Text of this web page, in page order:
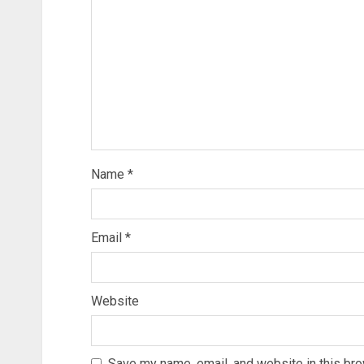
Name *
Email *
Website